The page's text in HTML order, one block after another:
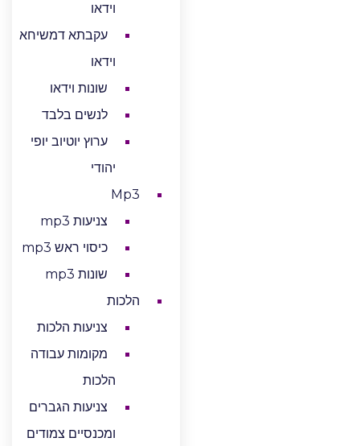
וידאו
עקבתא דמשיחא
וידאו
שונות וידאו
לנשים בלבד
ערוץ יוטיוב יופי
יהודי
Mp3
צניעות mp3
כיסוי ראש mp3
שונות mp3
הלכות
צניעות הלכות
מקומות עבודה
הלכות
צניעות הגברים
ומכנסיים צמודים